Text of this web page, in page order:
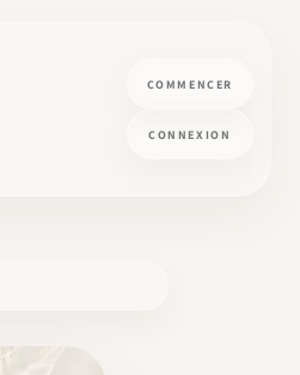
COMMENCER
CONNEXION